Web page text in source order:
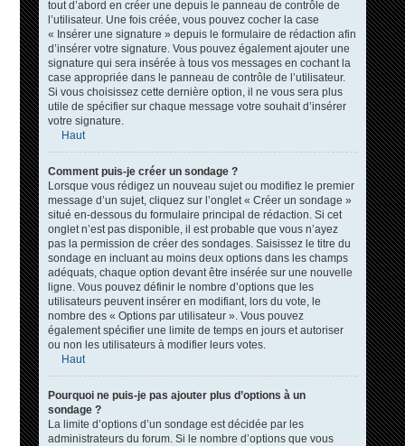
tout d’abord en créer une depuis le panneau de contrôle de
l’utilisateur. Une fois créée, vous pouvez cocher la case
« Insérer une signature » depuis le formulaire de rédaction afin
d’insérer votre signature. Vous pouvez également ajouter une
signature qui sera insérée à tous vos messages en cochant la
case appropriée dans le panneau de contrôle de l’utilisateur.
Si vous choisissez cette dernière option, il ne vous sera plus
utile de spécifier sur chaque message votre souhait d’insérer
votre signature.
Haut
Comment puis-je créer un sondage ?
Lorsque vous rédigez un nouveau sujet ou modifiez le premier
message d’un sujet, cliquez sur l’onglet « Créer un sondage »
situé en-dessous du formulaire principal de rédaction. Si cet
onglet n’est pas disponible, il est probable que vous n’ayez
pas la permission de créer des sondages. Saisissez le titre du
sondage en incluant au moins deux options dans les champs
adéquats, chaque option devant être insérée sur une nouvelle
ligne. Vous pouvez définir le nombre d’options que les
utilisateurs peuvent insérer en modifiant, lors du vote, le
nombre des « Options par utilisateur ». Vous pouvez
également spécifier une limite de temps en jours et autoriser
ou non les utilisateurs à modifier leurs votes.
Haut
Pourquoi ne puis-je pas ajouter plus d’options à un
sondage ?
La limite d’options d’un sondage est décidée par les
administrateurs du forum. Si le nombre d’options que vous